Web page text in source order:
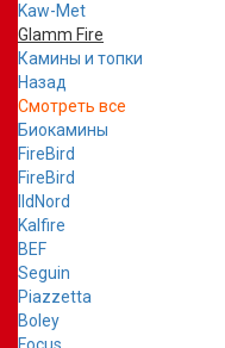
Kaw-Met
Glamm Fire
Камины и топки
Назад
Смотреть все
Биокамины
FireBird
FireBird
IldNord
Kalfire
BEF
Seguin
Piazzetta
Boley